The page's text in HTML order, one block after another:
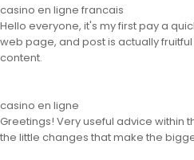
casino en ligne francais
Hello everyone, it's my first pay a
web page, and post is actually
content.
casino en ligne
Greetings! Very useful advice within
the little changes that make the